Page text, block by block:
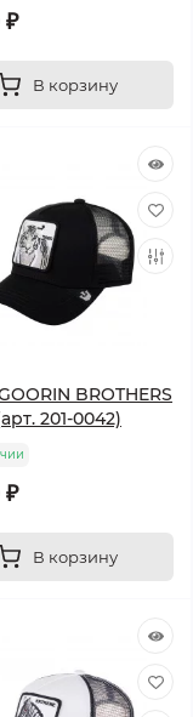
₽
В корзину
BROTHERS
201-0042)
₽
В корзину